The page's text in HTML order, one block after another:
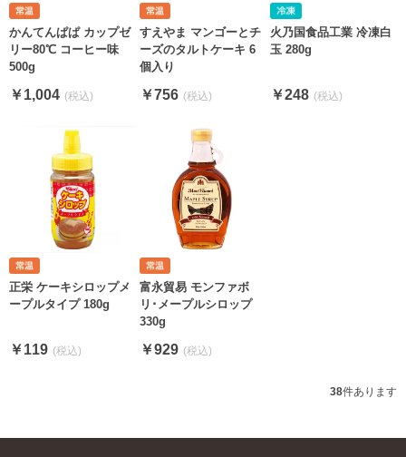
かんてんぱぱ カップゼ
リー80℃ コーヒー味
500g
￥1,004
すえやま マンゴーとチ
ーズのタルトケーキ 6
個入り
￥756
火乃国食品工業 冷凍白
玉 280g
￥248
正栄 ケーキシロップメ
ープルタイプ 180g
￥119
富永貿易 モンファボ
リ･メープルシロップ
330g
￥929
38件あります